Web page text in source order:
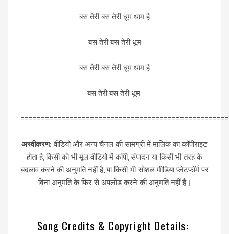
बस तेरी बस तेरी धूम धाम है
बस तेरी बस तेरी धूम
बस तेरी बस तेरी धूम धाम है
बस तेरी बस तेरी धूम.
अस्वीकरण: वीडियो और अन्य चैनल की सामग्री में मालिक का कॉपीराइट
होता है, किसी को भी मूल वीडियो में कॉपी, संपादन या किसी भी तरह के
बदलाव करने की अनुमति नहीं है, या किसी भी सोशल मीडिया प्लेटफॉर्म पर
बिना अनुमति के फिर से अपलोड करने की अनुमति नहीं है।
Song Credits & Copyright Details: